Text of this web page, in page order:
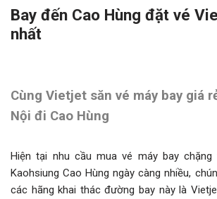
Bay đến Cao Hùng đặt vé
nhất
Cùng Vietjet săn vé máy bay giá
Nội đi Cao Hùng
Hiện tại nhu cầu mua vé máy bay
Kaohsiung Cao Hùng ngày càng nhiều,
các hãng khai thác đường bay này là